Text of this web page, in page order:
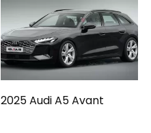
2025 Audi A5 Avant